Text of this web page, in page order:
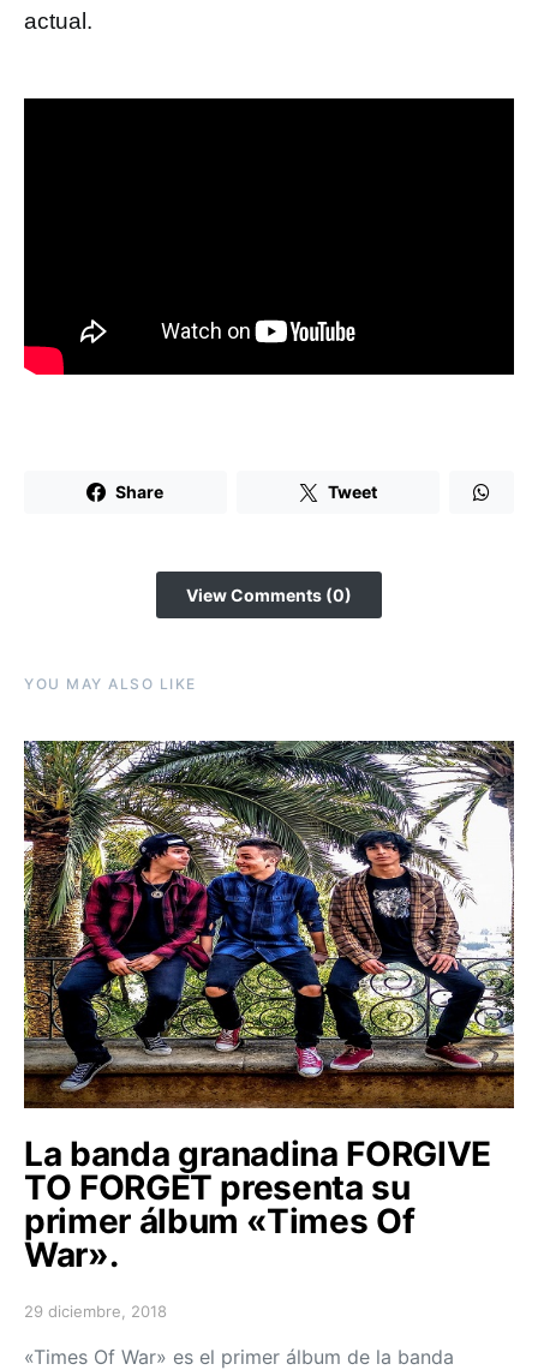
actual.
Share Tweet
View Comments (0)
YOU MAY ALSO LIKE
La banda granadina FORGIVE
TO FORGET presenta su
primer álbum «Times Of
War».
Posted on
29 diciembre, 2018
«Times Of War» es el primer álbum de la banda